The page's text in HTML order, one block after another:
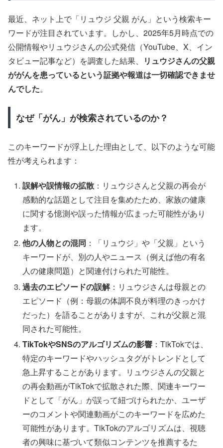
最近、ネット上で「リュウジ 父親 がん」という検索キー
ワードが注目されています。しかし、2025年5月時点での
公開情報やリュウジさんの公式発信（YouTube、X、イン
タビュー記事など）を調査した結果、
リュウジさんの父親
ががんを患っているという証拠や報道は一切確認できませ
んでした。
なぜ「がん」が検索されているのか？
このキーワードが浮上した理由として、以下のような可能
性が考えられます：
誤解や誤情報の拡散 ：リュウジさんと父親の再会が
感動的な話題として注目を集めたため、家族の健康
に関する憶測や誤った情報が広まった可能性があり
ます。
他の人物との混同 ：「リュウジ」や「父親」という
キーワードが、別の人やニュース（例えば他の有名
人の健康問題）と関連付けられた可能性。
過去のエピソードの誤解：リュウジさんは母親との
エピソード（例：母親の体調不良が料理のきっかけ
だった）を語ることがありますが、これが父親と混
同された可能性。
TikTokやSNSのアルゴリズムの影響 ：TikTokでは、
特定のキーワードやハッシュタグがトレンドとして
急上昇することがあります。リュウジさんの父親と
の再会動画がTikTokで拡散された際、関連キーワー
ドとして「がん」が誤って紐づけられたか、ユーザ
ーのコメントや関連動画がこのキーワードを広めた
可能性があります。TikTokのアルゴリズムは、視聴
者の興味に基づいて類似コンテンツを推薦するた